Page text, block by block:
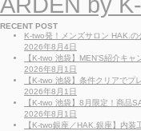
RECENT POST
K-two発！メンズサロン HAK.の
2026年8月4日
【K-two 池袋】MEN’S紹介キ
2026年8月1日
【K-two 池袋】条件クリアでプ
2026年8月1日
【K-two 池袋】8月限定！商品
2026年8月1日
【K-two銀座／HAK.銀座】内装